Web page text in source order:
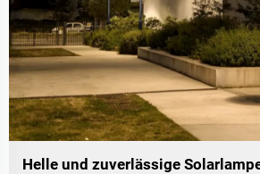
Helle und zuverlässige